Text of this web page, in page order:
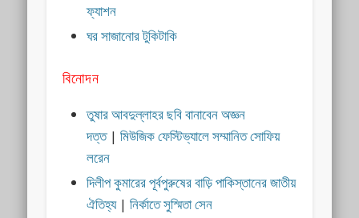
ফ্যাশন
ঘর সাজানোর টুকিটাকি
বিনোদন
তুষার আবদুল্লাহর ছবি বানাবেন অজ্ঞন
দত্ত|মিউজিক ফেস্টিভ্যালে সম্মানিত সোফিয়
লরেন
দিলীপ কুমারের পূর্বপুরুষের বাড়ি পাকিস্তানের জাতীয়
ঐতিহ্য|নির্কাতে সুস্মিতা সেন